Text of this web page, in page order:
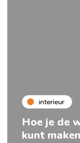
interieur
Hoe je de
kunt